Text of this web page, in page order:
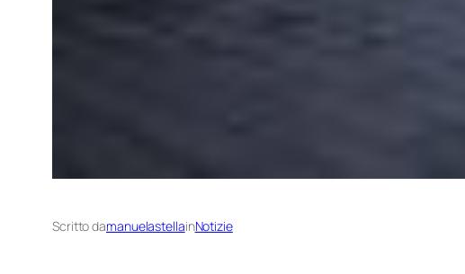
Scritto damanuelastellainNotizie